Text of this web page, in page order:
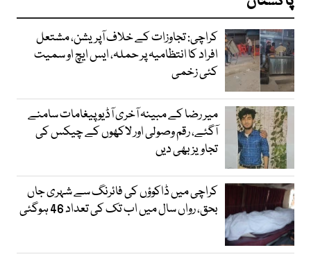
کراچی: تجاوزات کے خلاف آپریشن، مشتعل
افراد کا انتظامیہ پر حملہ، ایس ایچ او سمیت
کئی زخمی
میر رضا کے مبینہ آخری آڈیو پیغامات سامنے
آگئے، رقم وصولی اور لاکھوں کے چیکس کی
تجاویز بھی دیں
کراچی میں ڈاکوؤں کی فائرنگ سے شہری جاں
بحق، رواں سال میں اب تک کی تعداد 46 ہوگئی